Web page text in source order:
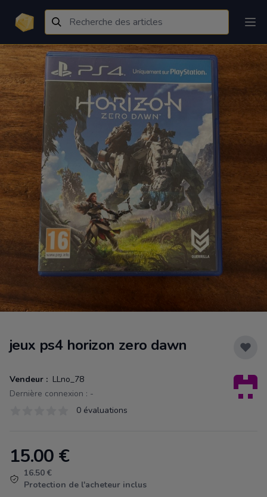
jeux ps4 horizon zero dawn
Vendeur : LLno_78
Dernière connexion : -
0 évaluations
Product information
15.00 €
16.50 €
Protection de l'acheteur inclus